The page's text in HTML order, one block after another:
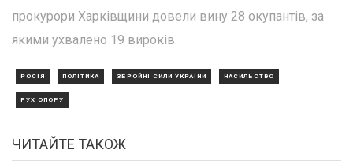
прокурори Харківщини довели вину 28 окупантів, за
якими ухвалено 19 вироків.
РОСІЯ ПОЛІТИКА ЗБРОЙНІ СИЛИ УКРАЇНИ НАСИЛЬСТВО
РУХ ОПОРУ
ЧИТАЙТЕ ТАКОЖ